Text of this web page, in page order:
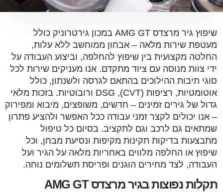
שיפוץ גיר מרצדס AMG GT במכון גירטרוניק כולל
מעטפת שירות מלאה – אבחון ממוחשב ללא עלות,
החלטה מקצועית בין שיפוץ להחלפה, וביצוע העבודה על
ידי צוות מנוסה עם ציוד מתקדם. אנו מעניקים שירות לכל
סוגי תיבות ההילוכים בהתאם לגרסה ולשנתון, כולל
אוטומטיות, רציפות (CVT), DSG ורובוטיות. בזכות מלאי
גדול של גירים זמינים – חדשים, משופצים, מיבוא ומפירוק
– אנו יכולים לקצר זמני עבודה ככל האפשר ולהציע פתרון
שמתאים גם לרכב וגם לתקציב. בסיום כל טיפול
מתבצעות בדיקות תקינות מקיפות ונסיעת מבחן, וכל
שיפוץ או החלפה מלווים באחריות מלאה על הגיר ועל
העבודה, לצד מחירים הוגנים ופריסת תשלומים נוחה.
תקלות נפוצות בגיר מרצדס AMG GT